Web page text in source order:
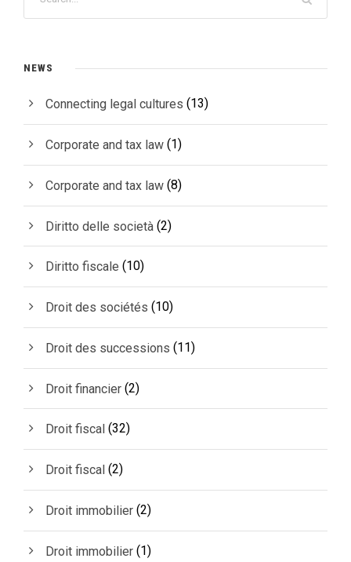
NEWS
Connecting legal cultures (13)
Corporate and tax law (1)
Corporate and tax law (8)
Diritto delle società (2)
Diritto fiscale (10)
Droit des sociétés (10)
Droit des successions (11)
Droit financier (2)
Droit fiscal (32)
Droit fiscal (2)
Droit immobilier (2)
Droit immobilier (1)